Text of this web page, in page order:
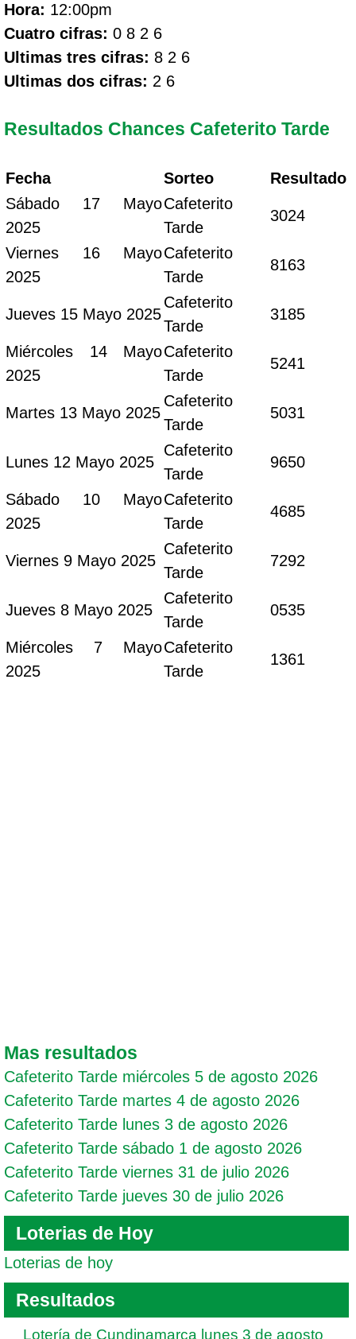
Hora: 12:00pm
Cuatro cifras: 0 8 2 6
Ultimas tres cifras: 8 2 6
Ultimas dos cifras: 2 6
Resultados Chances Cafeterito Tarde
Fecha Sorteo
Resultado
Sábado 17 Mayo
2025
Cafeterito
Tarde
3024
Viernes 16 Mayo
2025
Cafeterito
Tarde
8163
Jueves 15 Mayo 2025
Cafeterito
Tarde
3185
Miércoles 14 Mayo
2025
Cafeterito
Tarde
5241
Martes 13 Mayo 2025
Cafeterito
Tarde
5031
Lunes 12 Mayo 2025
Cafeterito
Tarde
9650
Sábado 10 Mayo
2025
Cafeterito
Tarde
4685
Viernes 9 Mayo 2025
Cafeterito
Tarde
7292
Jueves 8 Mayo 2025
Cafeterito
Tarde
0535
Miércoles 7 Mayo
2025
Cafeterito
Tarde
1361
Mas resultados
Cafeterito Tarde miércoles 5 de agosto 2026
Cafeterito Tarde martes 4 de agosto 2026
Cafeterito Tarde lunes 3 de agosto 2026
Cafeterito Tarde sábado 1 de agosto 2026
Cafeterito Tarde viernes 31 de julio 2026
Cafeterito Tarde jueves 30 de julio 2026
Loterias de Hoy
Loterias de hoy
Resultados
Lotería de Cundinamarca lunes 3 de agosto